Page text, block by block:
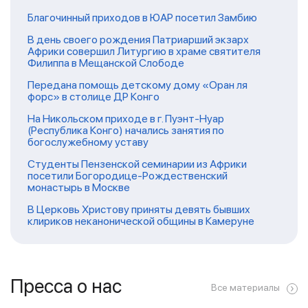
Благочинный приходов в ЮАР посетил Замбию
В день своего рождения Патриарший экзарх
Африки совершил Литургию в храме святителя
Филиппа в Мещанской Слободе
Передана помощь детскому дому «Оран ля
форс» в столице ДР Конго
На Никольском приходе в г. Пуэнт-Нуар
(Республика Конго) начались занятия по
богослужебному уставу
Студенты Пензенской семинарии из Африки
посетили Богородице-Рождественский
монастырь в Москве
В Церковь Христову приняты девять бывших
клириков неканонической общины в Камеруне
Пресса о нас Все материалы